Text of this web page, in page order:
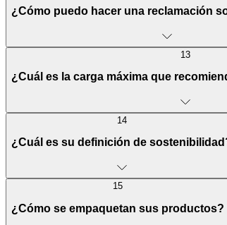
¿Cómo puedo hacer una reclamación
13
¿Cuál es la carga máxima que
14
¿Cuál es su definición de
15
¿Cómo se empaquetan sus productos?